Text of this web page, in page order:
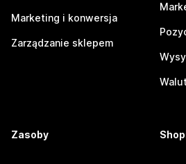
Marketing i konwersja
Zarządzanie sklepem
Zasoby